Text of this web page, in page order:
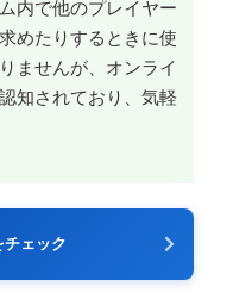
内で他のプレイヤー
めたりするときに使
ませんが、オンライ
知されており、気軽
ェック